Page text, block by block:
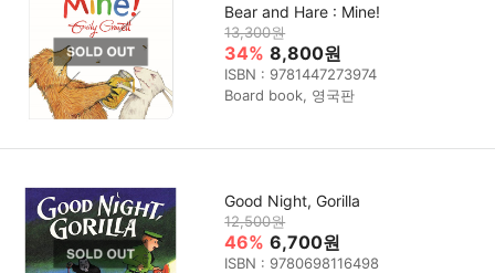
Bear and Hare : Mine!
13,300원
34% 8,800원
ISBN : 9781447273974
Board book, 영국판
Good Night, Gorilla
12,500원
46% 6,700원
ISBN : 9780698116498